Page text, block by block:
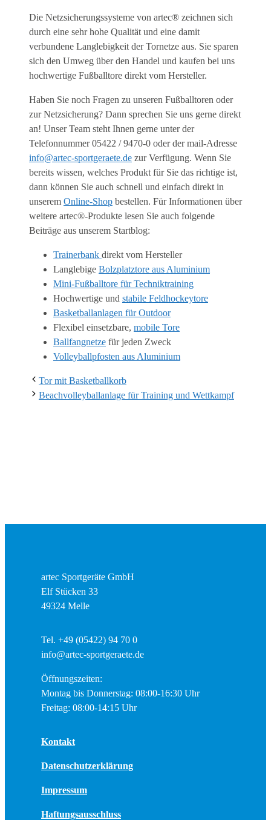
Die Netzsicherungssysteme von artec® zeichnen sich
durch eine sehr hohe Qualität und eine damit
verbundene Langlebigkeit der Tornetze aus. Sie sparen
sich den Umweg über den Handel und kaufen bei uns
hochwertige Fußballtore direkt vom Hersteller.
Haben Sie noch Fragen zu unseren Fußballtoren oder
zur Netzsicherung? Dann sprechen Sie uns gerne direkt
an! Unser Team steht Ihnen gerne unter der
Telefonnummer 05422 / 9470-0 oder der mail-Adresse
info@artec-sportgeraete.de zur Verfügung. Wenn Sie
bereits wissen, welches Produkt für Sie das richtige ist,
dann können Sie auch schnell und einfach direkt in
unserem Online-Shop bestellen. Für Informationen über
weitere artec®-Produkte lesen Sie auch folgende
Beiträge aus unserem Startblog:
Trainerbank direkt vom Hersteller
Langlebige Bolzplatztore aus Aluminium
Mini-Fußballtore für Techniktraining
Hochwertige und stabile Feldhockeytore
Basketballanlagen für Outdoor
Flexibel einsetzbare, mobile Tore
Ballfangnetze für jeden Zweck
Volleyballpfosten aus Aluminium
Tor mit Basketballkorb
Beachvolleyballanlage für Training und Wettkampf
artec Sportgeräte GmbH
Elf Stücken 33
49324 Melle
Tel. +49 (05422) 94 70 0
info@artec-sportgeraete.de
Öffnungszeiten:
Montag bis Donnerstag: 08:00-16:30 Uhr
Freitag: 08:00-14:15 Uhr
Kontakt
Datenschutzerklärung
Impressum
Haftungsausschluss